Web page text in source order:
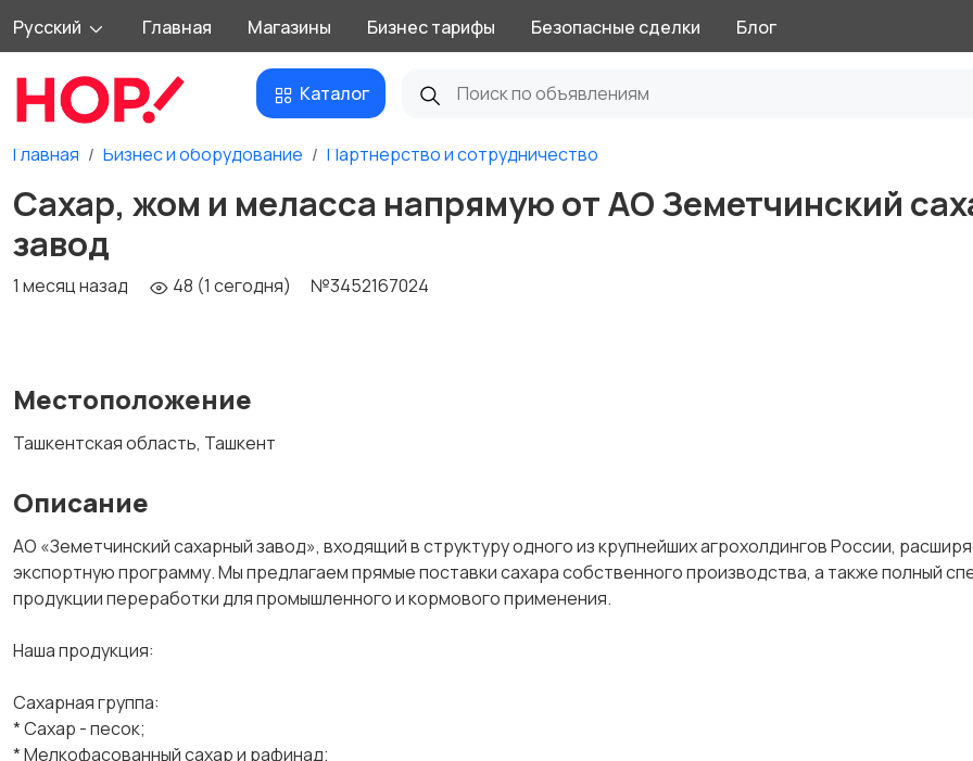
Русский Главная Магазины Бизнес тарифы Безопасные сделки Блог
Каталог
Главная Бизнес и оборудование Партнерство и сотрудничество
Сахар, жом и меласса напрямую от АО Земетчинский
завод
1 месяц назад 48 (1 сегодня) №3452167024
Местоположение
Ташкентская область, Ташкент
Описание
АО «Земетчинский сахарный завод», входящий в структуру одного из крупнейших агрохолдингов России,
экспортную программу. Мы предлагаем прямые поставки сахара собственного производства, а также полный
продукции переработки для промышленного и кормового применения.
Наша продукция:
Сахарная группа:
* Сахар - песок;
* Мелкофасованный сахар и рафинад;